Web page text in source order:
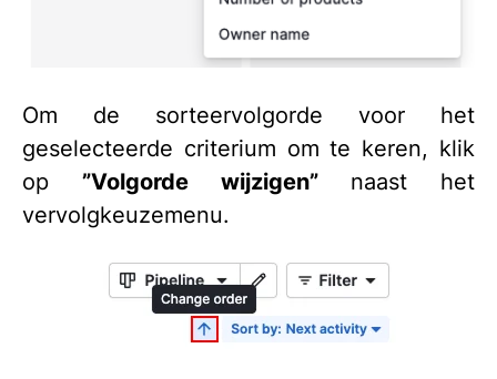
Om de sorteervolgorde voor het
geselecteerde criterium om te keren, klik
op ”Volgorde wijzigen”naast het
vervolgkeuzemenu.